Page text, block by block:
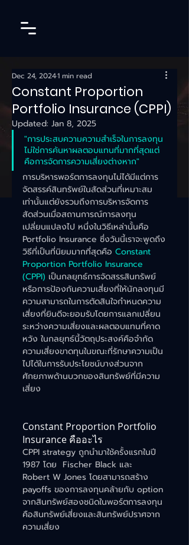
Constant Proportion
Portfolio Insurance (CPPI)
Dec 24, 20241 min read
Updated: Jan 8, 2025
"การประสบความความสำเร็จในการลงทุน
ไม่ใช่การค้นหาผลตอบแทนที่มากที่สุดแต่
คือการจัดการความเสี่ยงต่างหาก"
การบริหารพอร์ตการลงทุนไม่ได้มีแต่การ
จัดสรรค์สินทรัพย์ในสัดส่วนที่เหมาะสม
เท่านั้นแต่ยังรวมถึงการบริหารจัดการ
สัดส่วนเมื่อสถานการณ์การลงทุน
เปลี่ยนแปลงไป หนึ่งในวิธีเหล่านั้นคือ
Portfolio Insurance ซึ่งวันนี้เราจะพูดถึง
วิธีที่เป็นที่นิยมมากที่สุดคือ Constant
Proportion Portfolio Insurance
(CPPI) เป็นกลยุทธ์การจัดสรรสินทรัพย์
หรือการป้องกันความเสี่ยงที่ให้นักลงทุนมี
ความสามารถในการตัดสินใจกำหนดความ
เสี่ยงที่ยินดีจะยอมรับโดยการแลกเปลี่ยน
ระหว่างความเสี่ยงและผลตอบแทนที่คาด
หวัง ในกลยุทธ์นี้วัตถุประสงค์คือจำกัด
ความเสี่ยงขาดทุนในขณะที่รักษาความเป็น
ไปได้ในการรับประโยชน์บางส่วนจาก
ศักยภาพด้านบวกของสินทรัพย์ที่มีความ
เสี่ยง
Constant Proportion Portfolio
Insurance คืออะไร
CPPI strategy ถูกนำมาใช้ครั้งแรกในปี
1987 โดย  Fischer Black และ
Robert W Jones โดยสามารถสร้าง
payoffs ของการลงทุนคล้ายกับ option
จากสินทรัพย์สองชนิดในพอร์ตการลงทุน
คือสินทรัพย์เสี่ยงและสินทรัพย์ปราศจาก
ความเสี่ยง